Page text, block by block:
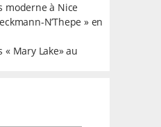
moderne à Nice
N’Thepe » en
« Mary Lake» au